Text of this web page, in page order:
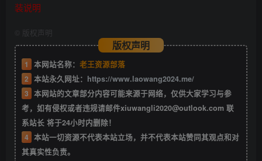
装说明
版权声明
版权声明
1 本网站名称： 老王资源部落
2 本站永久网址： https://www.laowang2024.me/
3 本网站的文章部分内容可能来源于网络，仅供大家学习与参
考，如有侵权或者违规请邮件xiuwangli2020@outlook.com 联
系站长 将于24小时内删除！
4 本站一切资源不代表本站立场，并不代表本站赞同其观点和对
其真实性负责。